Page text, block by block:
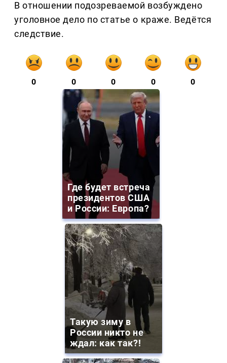
В отношении подозреваемой возбуждено
уголовное дело по статье о краже. Ведётся
следствие.
0 0 0 0 0
Где будет встреча
президентов США
и России: Европа?
Такую зиму в
России никто не
ждал: как так?!